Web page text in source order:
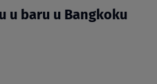
u baru u Bangkoku